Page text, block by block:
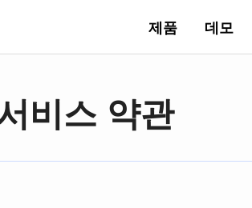
제품 데모
비스 약관